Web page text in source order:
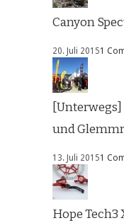
Canyon
20. Juli 20151
und
13. Juli 20151
Hope Tech3